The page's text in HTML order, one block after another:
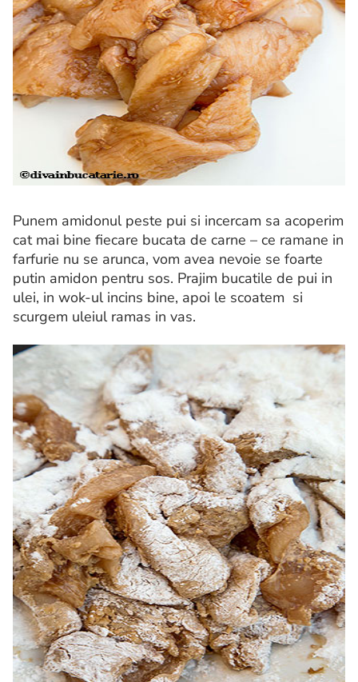
Punem amidonul peste pui si incercam sa acoperim
cat mai bine fiecare bucata de carne – ce ramane in
farfurie nu se arunca, vom avea nevoie se foarte
putin amidon pentru sos. Prajim bucatile de pui in
ulei, in wok-ul incins bine, apoi le scoatem si
scurgem uleiul ramas in vas.